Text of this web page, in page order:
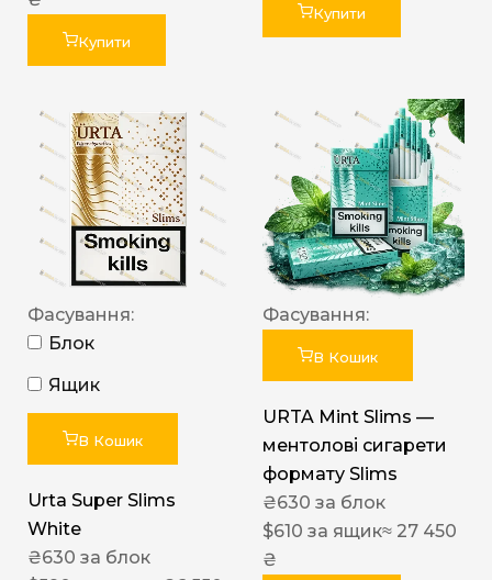
Купити
Купити
Фасування:
Блок
Ящик
В Кошик
Urta Super Slims
White
₴630 за блок
Фасування:
В Кошик
URTA Mint Slims —
ментолові сигарети
формату Slims
₴630 за блок
$610 за ящик≈ 27 450
₴